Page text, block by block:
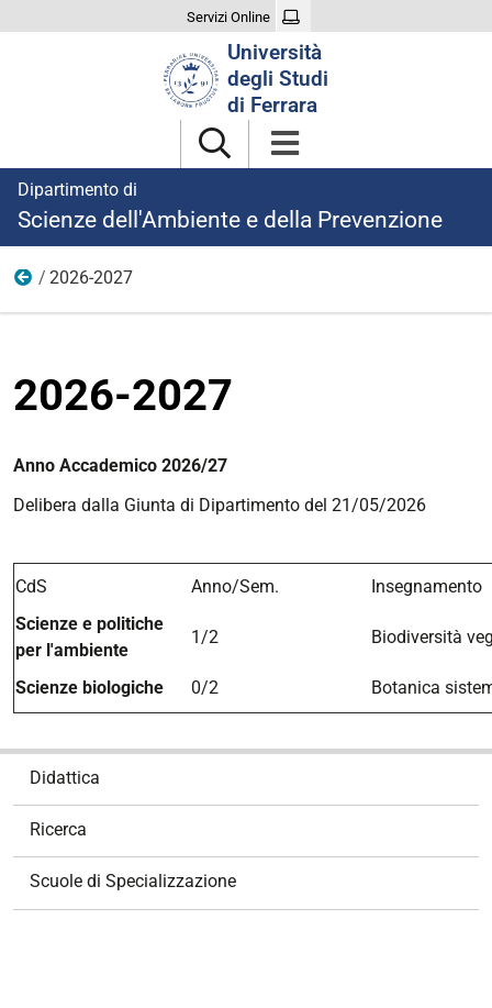
Servizi Online
Università
degli Studi
di Ferrara
Dipartimento di
Scienze dell'Ambiente e della Prevenzione
2026-27
2026-2027
2026-2027
Anno Accademico 2026/27
Delibera dalla Giunta di Dipartimento del 21/05/2026
CdS Anno/Sem.
Insegnamento
Scienze e politiche
per l'ambiente
1/2 Biodiversità
Scienze biologiche 0/2 Botanica
Didattica
Ricerca
Scuole di Specializzazione